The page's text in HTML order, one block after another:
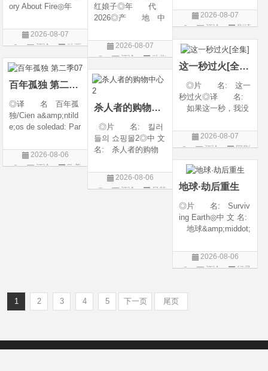
(台)◎年 代: 20
25◎产 地: 法
剧情◎语 言:
法语 /
2026-08-07
评论
剧情
片
ory About Fire◎年
地: 中国大陆◎
类 别: 动画 / 奇
汉语普通话◎上映
日期: 202
2026-08-07
评论
动画
片
红娘子◎年 代
2026◎产 地 中
剧情 / 动作 / 战争◎
上映日期 2026-08-
链接 https://movie.
douban.com/s
2026-08-07
评论
动作
片
这一秒过火[全集]
◎片 名: 这一
秒过火◎译 名:
如果这一秒，我没
年 代: 2026◎
产 地: 中国大
情 / 爱情◎语 言:
汉语普通话◎上映
2026-08-07
评论
国剧
百年孤独 第二季07
◎译 名 百年孤
独/Cien a&amp;ntild
e;os de soledad: Par
ears of Solitude/One
Hundred Years of So
2026-08-06
评论
欧美
杀人者的购物中心2
◎片 名: 킬러
들의 쇼핑몰2◎中 文
名: 杀人者的购物
A Shop for Killers S
2 / A Shop for Killers
2026-08-06
评论
日韩
地球·劫后重生
◎片 名: Surviv
ing Earth◎中 文 名:
地球&amp;middot;
名: 幸存地球◎
年 代: 2026◎
◎上映
2026-08-06
评论
纪录
1 2 3 4 5 下一页 尾页